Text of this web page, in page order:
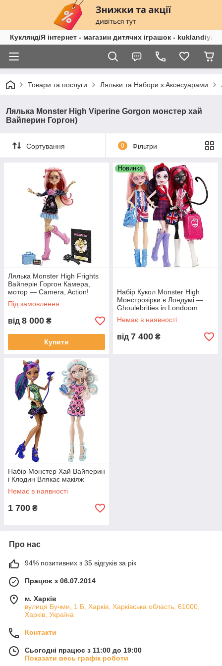
КукляндіЯ інтернет - магазин дитячих іграшок -
Товари та послуги Ляльки та Набори з Аксесуарами
Лялька Monster High Viperine Gorgon монстер хай
Вайперин Горгон)
Сортування 0 Фільтри
Лялька Monster High Frights
Вайперін Горгон Камера,
мотор — Camera, Action!
Viperine Gorgon (BDD85)
Під замовлення
від 8 000 ₴
Купити
Новинка
Набір Кукол Monster High
Монстрозірки в Лондумі —
Ghoulebrities in Londoom
Немає в наявності
від 7 400 ₴
Набір Монстер Хай Вайперин
і Клодин Влякає макіяж
Немає в наявності
1 700 ₴
Про нас
94% позитивних з 35 відгуків за рік
Працює з 06.07.2014
м. Харків
вулиця Бучми, 1 Б, Харків, Харківська область, 61000,
Харків, Україна
Контакти
Сьогодні працює з 11:00 до 19:00
Показати весь графік роботи